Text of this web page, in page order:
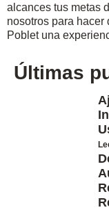
alcances tus metas
nosotros para hacer
Poblet una
Últimas